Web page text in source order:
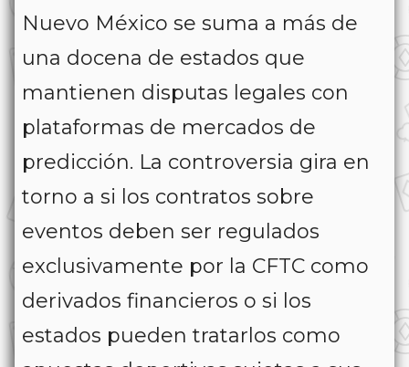
Nuevo México se suma a más de
una docena de estados que
mantienen disputas legales con
plataformas de mercados de
predicción. La controversia gira en
torno a si los contratos sobre
eventos deben ser regulados
exclusivamente por la CFTC como
derivados financieros o si los
estados pueden tratarlos como